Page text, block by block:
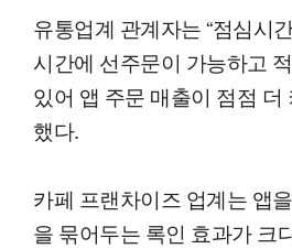
유통업계 관계자는 “점심시
시간에 선주문이 가능하고
있어 앱 주문 매출이 점점 더
했다.
카페 프랜차이즈 업계는 앱
을 묶어두는 록인 효과가 크